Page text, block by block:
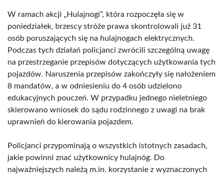
W ramach akcji „Hulajnogi”, która rozpoczęła się w
poniedziałek, brzescy stróże prawa skontrolowali już 31
osób poruszających się na hulajnogach elektrycznych.
Podczas tych działań policjanci zwrócili szczególną uwagę
na przestrzeganie przepisów dotyczących użytkowania tych
pojazdów. Naruszenia przepisów zakończyły się nałożeniem
8 mandatów, a w odniesieniu do 4 osób udzielono
edukacyjnych pouczeń. W przypadku jednego nieletniego
skierowano wniosek do sądu rodzinnego z uwagi na brak
uprawnień do kierowania pojazdem.
Policjanci przypominają o wszystkich istotnych zasadach,
jakie powinni znać użytkownicy hulajnóg. Do
najważniejszych należą m.in. korzystanie z wyznaczonych